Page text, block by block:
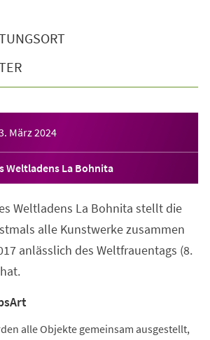
März 2024
Weltladens La Bohnita
Weltladens La Bohnita stellt die
alle Kunstwerke zusammen
anlässlich des Weltfrauentags (8.
alle Objekte gemeinsam ausgestellt,